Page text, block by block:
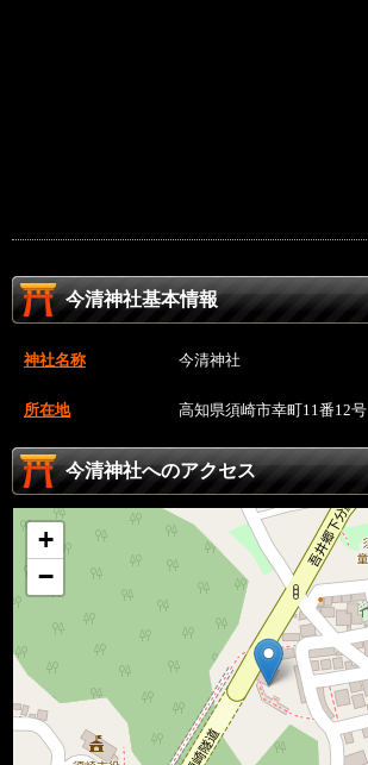
今清神社基本情報
神社名称 今清神社
所在地 高知県須崎市幸町11番12号
今清神社へのアクセス
+
−